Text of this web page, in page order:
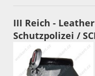
III Reich -
Schutzpolizei /